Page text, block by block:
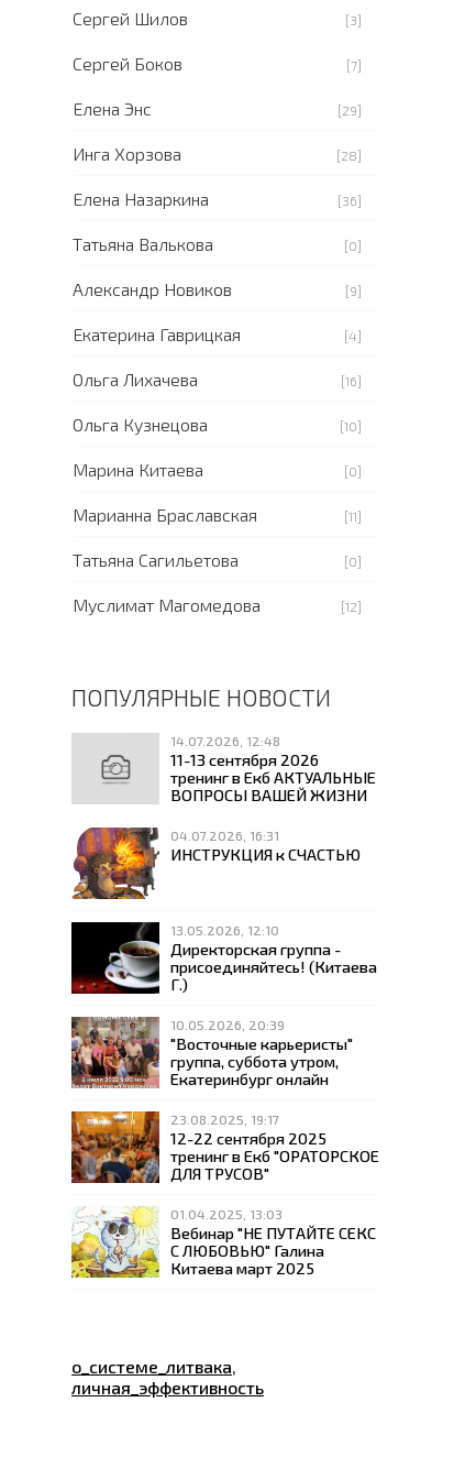
Сергей Шилов [3]
Сергей Боков [7]
Елена Энс [29]
Инга Хорзова [28]
Елена Назаркина [36]
Татьяна Валькова [0]
Александр Новиков [9]
Екатерина Гаврицкая [4]
Ольга Лихачева [16]
Ольга Кузнецова [10]
Марина Китаева [0]
Марианна Браславская [11]
Татьяна Сагильетова [0]
Муслимат Магомедова [12]
ПОПУЛЯРНЫЕ НОВОСТИ
14.07.2026, 12:48
11-13 сентября 2026
тренинг в Екб АКТУАЛЬНЫЕ
ВОПРОСЫ ВАШЕЙ ЖИЗНИ
04.07.2026, 16:31
ИНСТРУКЦИЯ к СЧАСТЬЮ
13.05.2026, 12:10
Директорская группа -
присоединяйтесь! (Китаева
Г.)
10.05.2026, 20:39
"Восточные карьеристы"
группа, суббота утром,
Екатеринбург онлайн
23.08.2025, 19:17
12-22 сентября 2025
тренинг в Екб "ОРАТОРСКОЕ
ДЛЯ ТРУСОВ"
01.04.2025, 13:03
Вебинар "НЕ ПУТАЙТЕ СЕКС
С ЛЮБОВЬЮ" Галина
Китаева март 2025
о_системе_литвака,
личная_эффективность